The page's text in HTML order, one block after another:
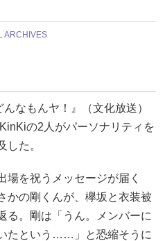
ARCHIVES
なもんヤ！』（文化放送）
の2人がパーソナリティを
した。
を祝うメッセージが届く
かの剛くんが、欅坂と衣装被
る。剛は「うん。メンバーに
たという……」と恐縮そうに